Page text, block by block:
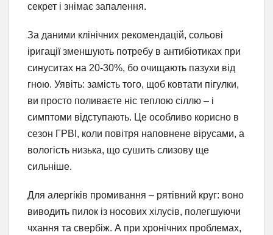
секрет і знімає запалення.
За даними клінічних рекомендацій, сольові
іригації зменшують потребу в антибіотиках при
синуситах на 20-30%, бо очищають пазухи від
гною. Уявіть: замість того, щоб ковтати пігулки,
ви просто поливаєте ніс теплою сіллю – і
симптоми відступають. Це особливо корисно в
сезон ГРВІ, коли повітря наповнене вірусами, а
вологість низька, що сушить слизову ще
сильніше.
Для алергіків промивання – рятівний круг: воно
виводить пилок із носових хілусів, полегшуючи
чхання та свербіж. А при хронічних проблемах,